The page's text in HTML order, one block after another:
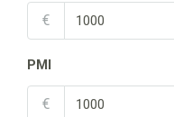
€
PMI
€